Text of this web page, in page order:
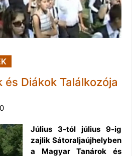
és Diákok Találkozója
Július 3-tól július 9-ig
zajlik Sátoraljaújhelyben
a Magyar Tanárok és